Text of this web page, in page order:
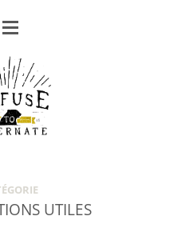
UTILES